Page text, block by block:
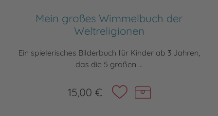
Mein großes Wimmelbuch der
Weltreligionen
Ein spielerisches Bilderbuch für Kinder ab 3 Jahren,
das die 5 großen ...
15,00 €